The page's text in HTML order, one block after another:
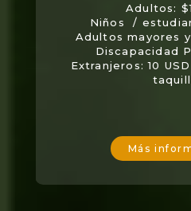
Adultos:
Niños /
Adultos mayores
Discapacidad
Extranjeros: 10
Más